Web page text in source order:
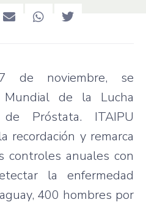
de noviembre, se
de la Lucha
Próstata. ITAIPU
recordación y remarca
controles anuales con
la enfermedad
400 hombres por